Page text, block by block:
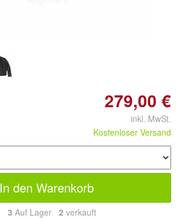
279,00 €
inkl. MwSt.
Kostenloser Versand
In den Warenkorb
3 Auf Lager 2 verkauft